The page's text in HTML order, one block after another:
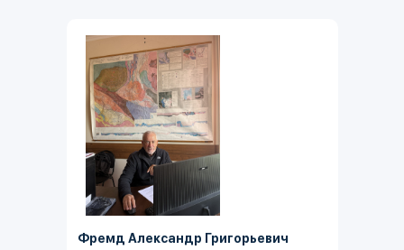
Фремд Александр Григорьевич